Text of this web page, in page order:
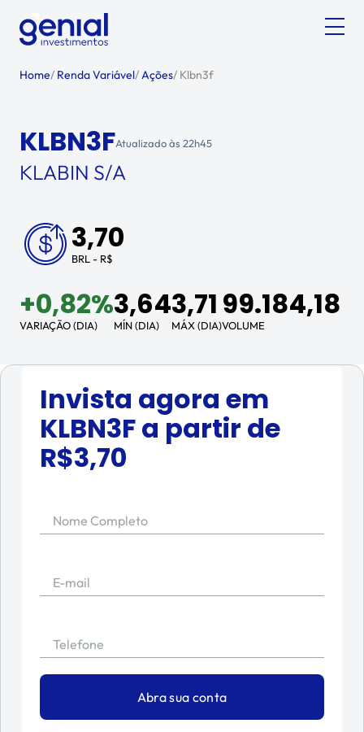
Home/ Renda Variável/Ações/ Klbn3f
KLBN3FAtualizado às 22h45
KLABIN S/A
3,70
BRL - R$
+0,82%
VARIAÇÃO (DIA)
3,64
MÍN (DIA)
3,71
MÁX (DIA)
99.184,18
VOLUME
Invista agora em
KLBN3Fa partir de
R$3,70
Nome Completo
E-mail
Telefone
Abra sua conta